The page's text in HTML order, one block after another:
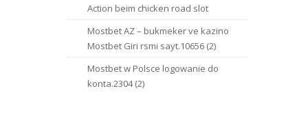
Action beim chicken road slot
Mostbet AZ – bukmeker ve kazino
Mostbet Giri rsmi sayt.10656 (2)
Mostbet w Polsce logowanie do
konta.2304 (2)